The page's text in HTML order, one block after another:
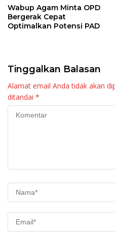
Wabup Agam Minta OPD
Bergerak Cepat
Optimalkan Potensi PAD
Tinggalkan Balasan
Alamat email Anda tidak akan
ditandai *